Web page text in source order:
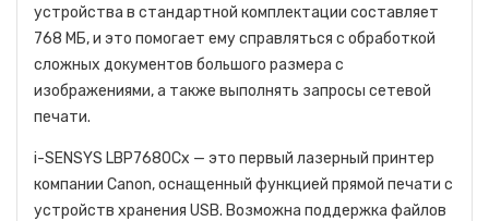
устройства в стандартной комплектации составляет
768 МБ, и это помогает ему справляться с обработкой
сложных документов большого размера с
изображениями, а также выполнять запросы сетевой
печати.
i-SENSYS LBP7680Cx — это первый лазерный принтер
компании Canon, оснащенный функцией прямой печати с
устройств хранения USB. Возможна поддержка файлов